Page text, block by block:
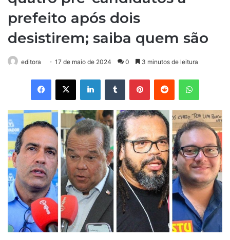
prefeito após dois
desistirem; saiba quem são
editora 17 de maio de 2024 0 3 minutos de leitura